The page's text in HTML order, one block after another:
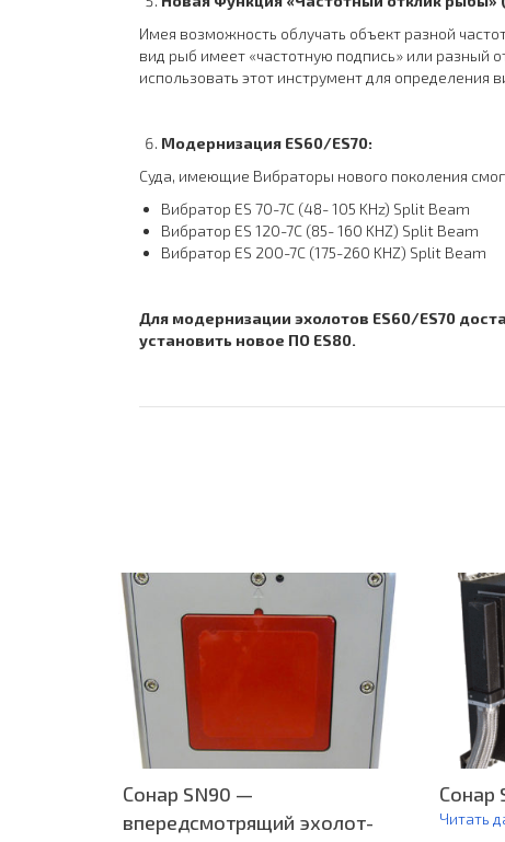
Имея возможность облучать объект разной
вид рыб имеет «частотную подпись» или разный
использовать этот инструмент для определения
Модернизация ES60/ES70:
Суда, имеющие Вибраторы нового поколения
Вибратор ES 70-7C (48- 105 KHz) Split Beam
Вибратор ES 120-7C (85- 160 KHZ) Split Beam
Вибратор ES 200-7C (175-260 KHZ) Split Beam
Для модернизации эхолотов ES60/ES70
установить новое ПО ES80.
Сонар SN90 —
впередсмотрящий эхолот-
Сонар
Читать